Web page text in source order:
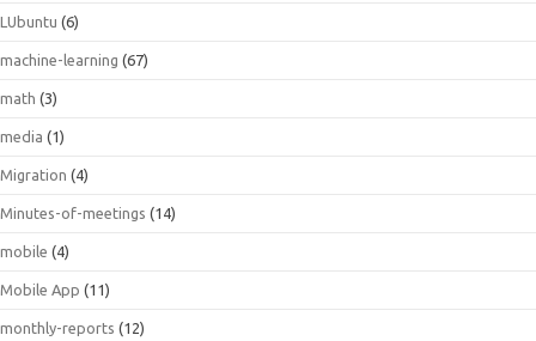
LUbuntu (6)
machine-learning (67)
math (3)
media (1)
Migration (4)
Minutes-of-meetings (14)
mobile (4)
Mobile App (11)
monthly-reports (12)